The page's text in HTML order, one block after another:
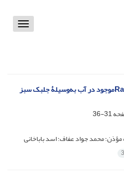
Toggle
بررسی جذب هسته پرتوزای Ra226موجود در آب به‌وسیلۀ جلبک‌ سبز
31-36
محمد جواد عفاف؛ اسد باباخانی